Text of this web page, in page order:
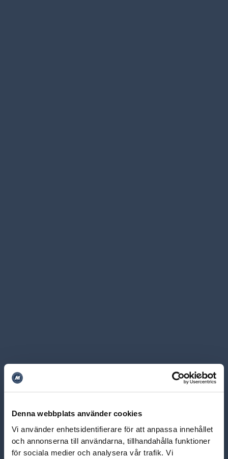
Denna webbplats använder cookies
Vi använder enhetsidentifierare för att anpassa innehållet
och annonserna till användarna, tillhandahålla funktioner
för sociala medier och analysera vår trafik. Vi